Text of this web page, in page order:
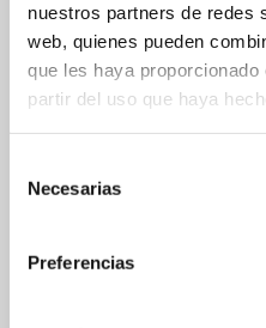
nuestros partners de redes
web, quienes pueden
que les haya
partir del uso que haya
Necesarias
Preferencias